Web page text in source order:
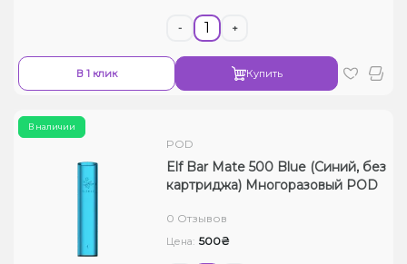
Уценка
- +
В 1 клик Купить
В наличии
POD
Elf Bar Mate 500 Blue (Синий, без
картриджа) Многоразовый POD
0 Отзывов
Цена: 500₴